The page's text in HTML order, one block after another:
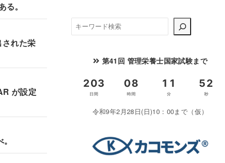
。
れた栄
が設定
検
索
第41回 管理栄養士国家試験まで
令和9年2月28日(日)10：00まで（仮）